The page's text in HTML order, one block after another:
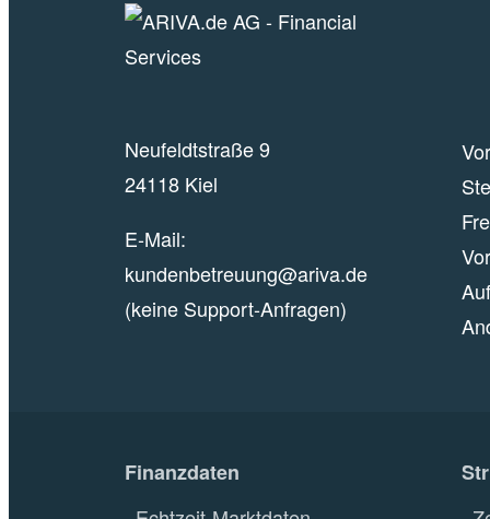
Neufeldtstraße 9
24118 Kiel
E-Mail:
kundenbetreuung@ariva.de
(keine Support-Anfragen)
Finanzdaten